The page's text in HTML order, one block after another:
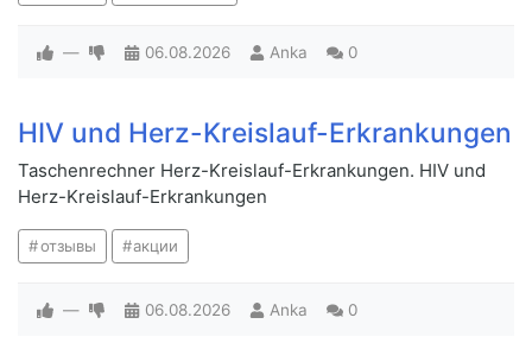
— 06.08.2026 Anka 0
HIV und Herz-Kreislauf-Erkrankungen
Taschenrechner Herz-Kreislauf-Erkrankungen. HIV und
Herz-Kreislauf-Erkrankungen
отзывы акции
— 06.08.2026 Anka 0